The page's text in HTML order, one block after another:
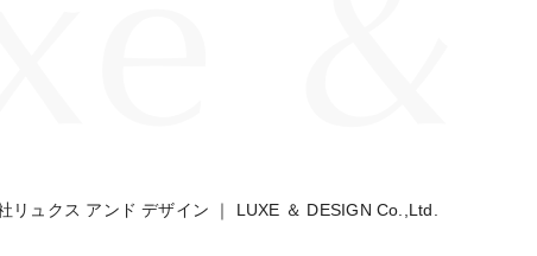
リュクス アンド デザイン ｜ LUXE ＆ DESIGN Co.,Ltd.